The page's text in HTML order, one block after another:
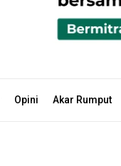
Opini Akar Rumput